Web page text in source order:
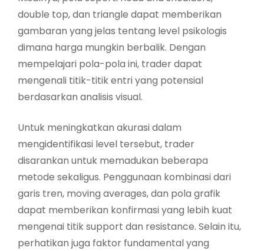
double top, dan triangle dapat memberikan
gambaran yang jelas tentang level psikologis
dimana harga mungkin berbalik. Dengan
mempelajari pola-pola ini, trader dapat
mengenali titik-titik entri yang potensial
berdasarkan analisis visual.
Untuk meningkatkan akurasi dalam
mengidentifikasi level tersebut, trader
disarankan untuk memadukan beberapa
metode sekaligus. Penggunaan kombinasi dari
garis tren, moving averages, dan pola grafik
dapat memberikan konfirmasi yang lebih kuat
mengenai titik support dan resistance. Selain itu,
perhatikan juga faktor fundamental yang